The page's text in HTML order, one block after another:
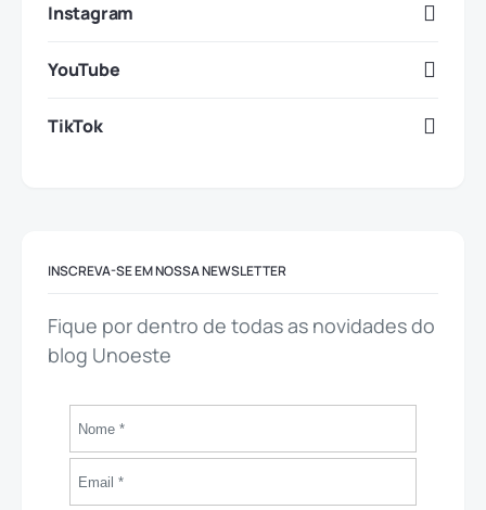
Instagram
YouTube
TikTok
INSCREVA-SE EM NOSSA NEWSLETTER
Fique por dentro de todas as novidades do
blog Unoeste